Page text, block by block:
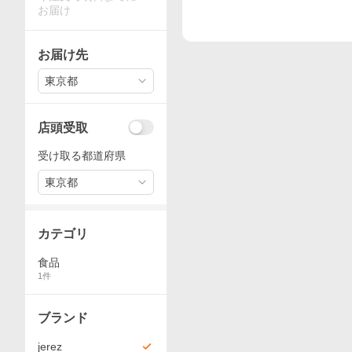
お届け
お届け先
東京都
店頭受取
受け取る都道府県
東京都
カテゴリ
食品
1件
ブランド
jerez